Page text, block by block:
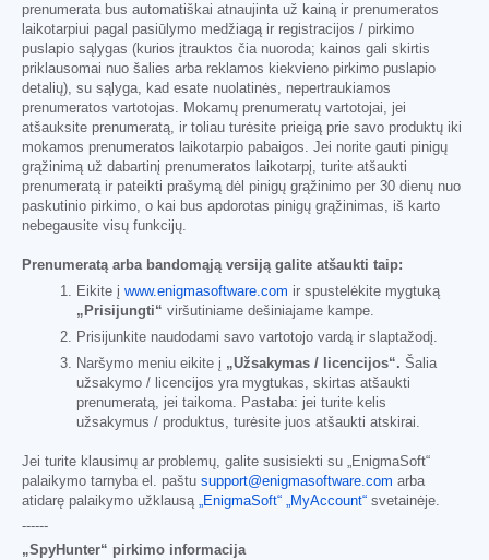
prenumerata bus automatiškai atnaujinta už kainą ir prenumeratos
laikotarpiui pagal pasiūlymo medžiagą ir registracijos / pirkimo
puslapio sąlygas (kurios įtrauktos čia nuoroda; kainos gali skirtis
priklausomai nuo šalies arba reklamos kiekvieno pirkimo puslapio
detalių), su sąlyga, kad esate nuolatinės, nepertraukiamos
prenumeratos vartotojas. Mokamų prenumeratų vartotojai, jei
atšauksite prenumeratą, ir toliau turėsite prieigą prie savo produktų iki
mokamos prenumeratos laikotarpio pabaigos. Jei norite gauti pinigų
grąžinimą už dabartinį prenumeratos laikotarpį, turite atšaukti
prenumeratą ir pateikti prašymą dėl pinigų grąžinimo per 30 dienų nuo
paskutinio pirkimo, o kai bus apdorotas pinigų grąžinimas, iš karto
nebegausite visų funkcijų.
Prenumeratą arba bandomąją versiją galite atšaukti taip:
Eikite į www.enigmasoftware.com ir spustelėkite mygtuką
„Prisijungti“ viršutiniame dešiniajame kampe.
Prisijunkite naudodami savo vartotojo vardą ir slaptažodį.
Naršymo meniu eikite į „Užsakymas / licencijos“. Šalia
užsakymo / licencijos yra mygtukas, skirtas atšaukti
prenumeratą, jei taikoma. Pastaba: jei turite kelis
užsakymus / produktus, turėsite juos atšaukti atskirai.
Jei turite klausimų ar problemų, galite susisiekti su „EnigmaSoft“
palaikymo tarnyba el. paštu support@enigmasoftware.com arba
atidarę palaikymo užklausą „EnigmaSoft“ „MyAccount“ svetainėje.
------
„SpyHunter“ pirkimo informacija